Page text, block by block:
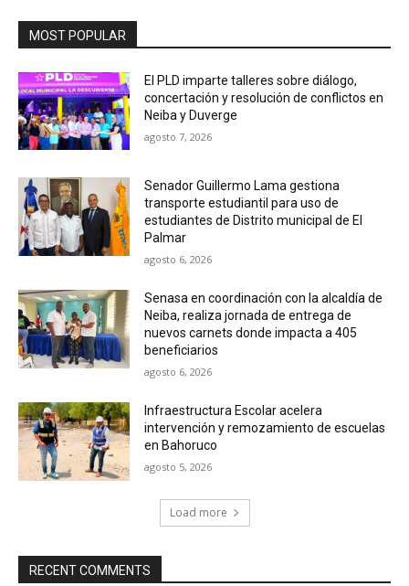
MOST POPULAR
El PLD imparte talleres sobre diálogo,
concertación y resolución de conflictos en
Neiba y Duverge
agosto 7, 2026
Senador Guillermo Lama gestiona
transporte estudiantil para uso de
estudiantes de Distrito municipal de El
Palmar
agosto 6, 2026
Senasa en coordinación con la alcaldía de
Neiba, realiza jornada de entrega de
nuevos carnets donde impacta a 405
beneficiarios
agosto 6, 2026
Infraestructura Escolar acelera
intervención y remozamiento de escuelas
en Bahoruco
agosto 5, 2026
Load more
RECENT COMMENTS